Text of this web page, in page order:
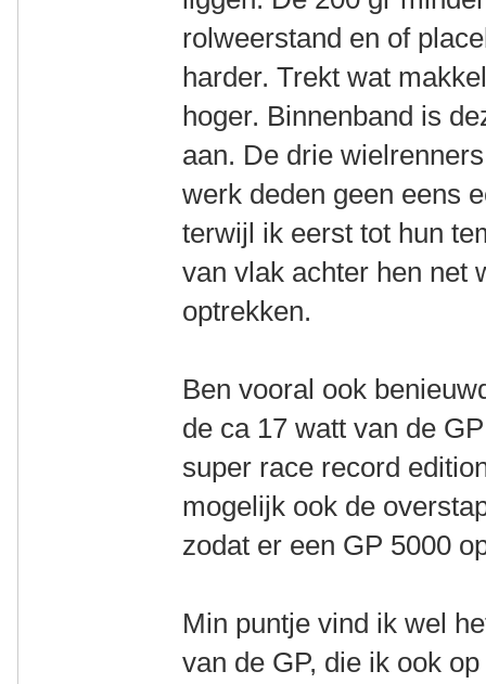
rolweerstand en of
harder. Trekt wat
hoger. Binnenband is
aan. De drie
werk deden geen eens
terwijl ik eerst tot hun
van vlak achter hen net
optrekken.
Ben vooral ook
de ca 17 watt van de
super race record
mogelijk ook de
zodat er een GP 5000
Min puntje vind ik wel
van de GP, die ik ook